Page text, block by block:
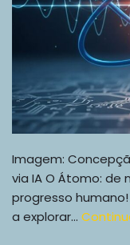
Imagem:
via IA O Átomo: de
progresso
a explorar…